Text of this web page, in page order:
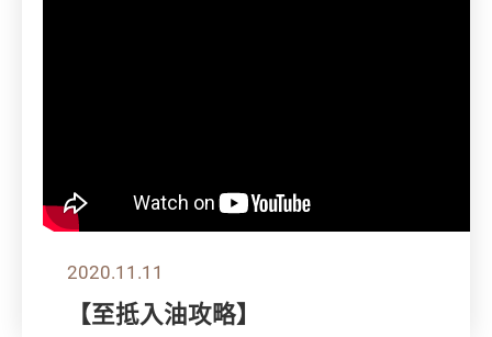
2020.11.11
【至抵入油攻略】